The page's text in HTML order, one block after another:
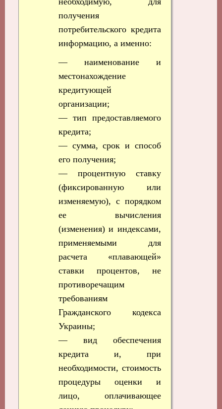
получения
потребительского кредита
информацию, а именно:
— наименование и
местонахождение
кредитующей
организации;
— тип предоставляемого
кредита;
— сумма, срок и способ
его получения;
— процентную ставку
(фиксированную или
изменяемую), с порядком
ее вычисления
(изменения) и индексами,
применяемыми для
расчета «плавающей»
ставки процентов, не
противоречащим
требованиям
Гражданского кодекса
Украины;
— вид обеспечения
кредита и, при
необходимости, стоимость
процедуры оценки и
лицо, оплачивающее